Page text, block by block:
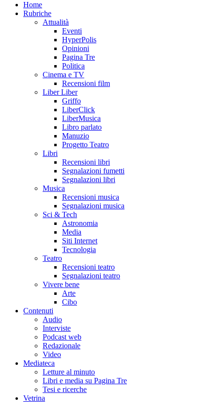
Home
Rubriche
Attualità
Eventi
HyperPolis
Opinioni
Pagina Tre
Politica
Cinema e TV
Recensioni film
Liber Liber
Griffo
LiberClick
LiberMusica
Libro parlato
Manuzio
Progetto Teatro
Libri
Recensioni libri
Segnalazioni fumetti
Segnalazioni libri
Musica
Recensioni musica
Segnalazioni musica
Sci & Tech
Astronomia
Media
Siti Internet
Tecnologia
Teatro
Recensioni teatro
Segnalazioni teatro
Vivere bene
Arte
Cibo
Contenuti
Audio
Interviste
Podcast web
Redazionale
Video
Mediateca
Letture al minuto
Libri e media su Pagina Tre
Tesi e ricerche
Vetrina